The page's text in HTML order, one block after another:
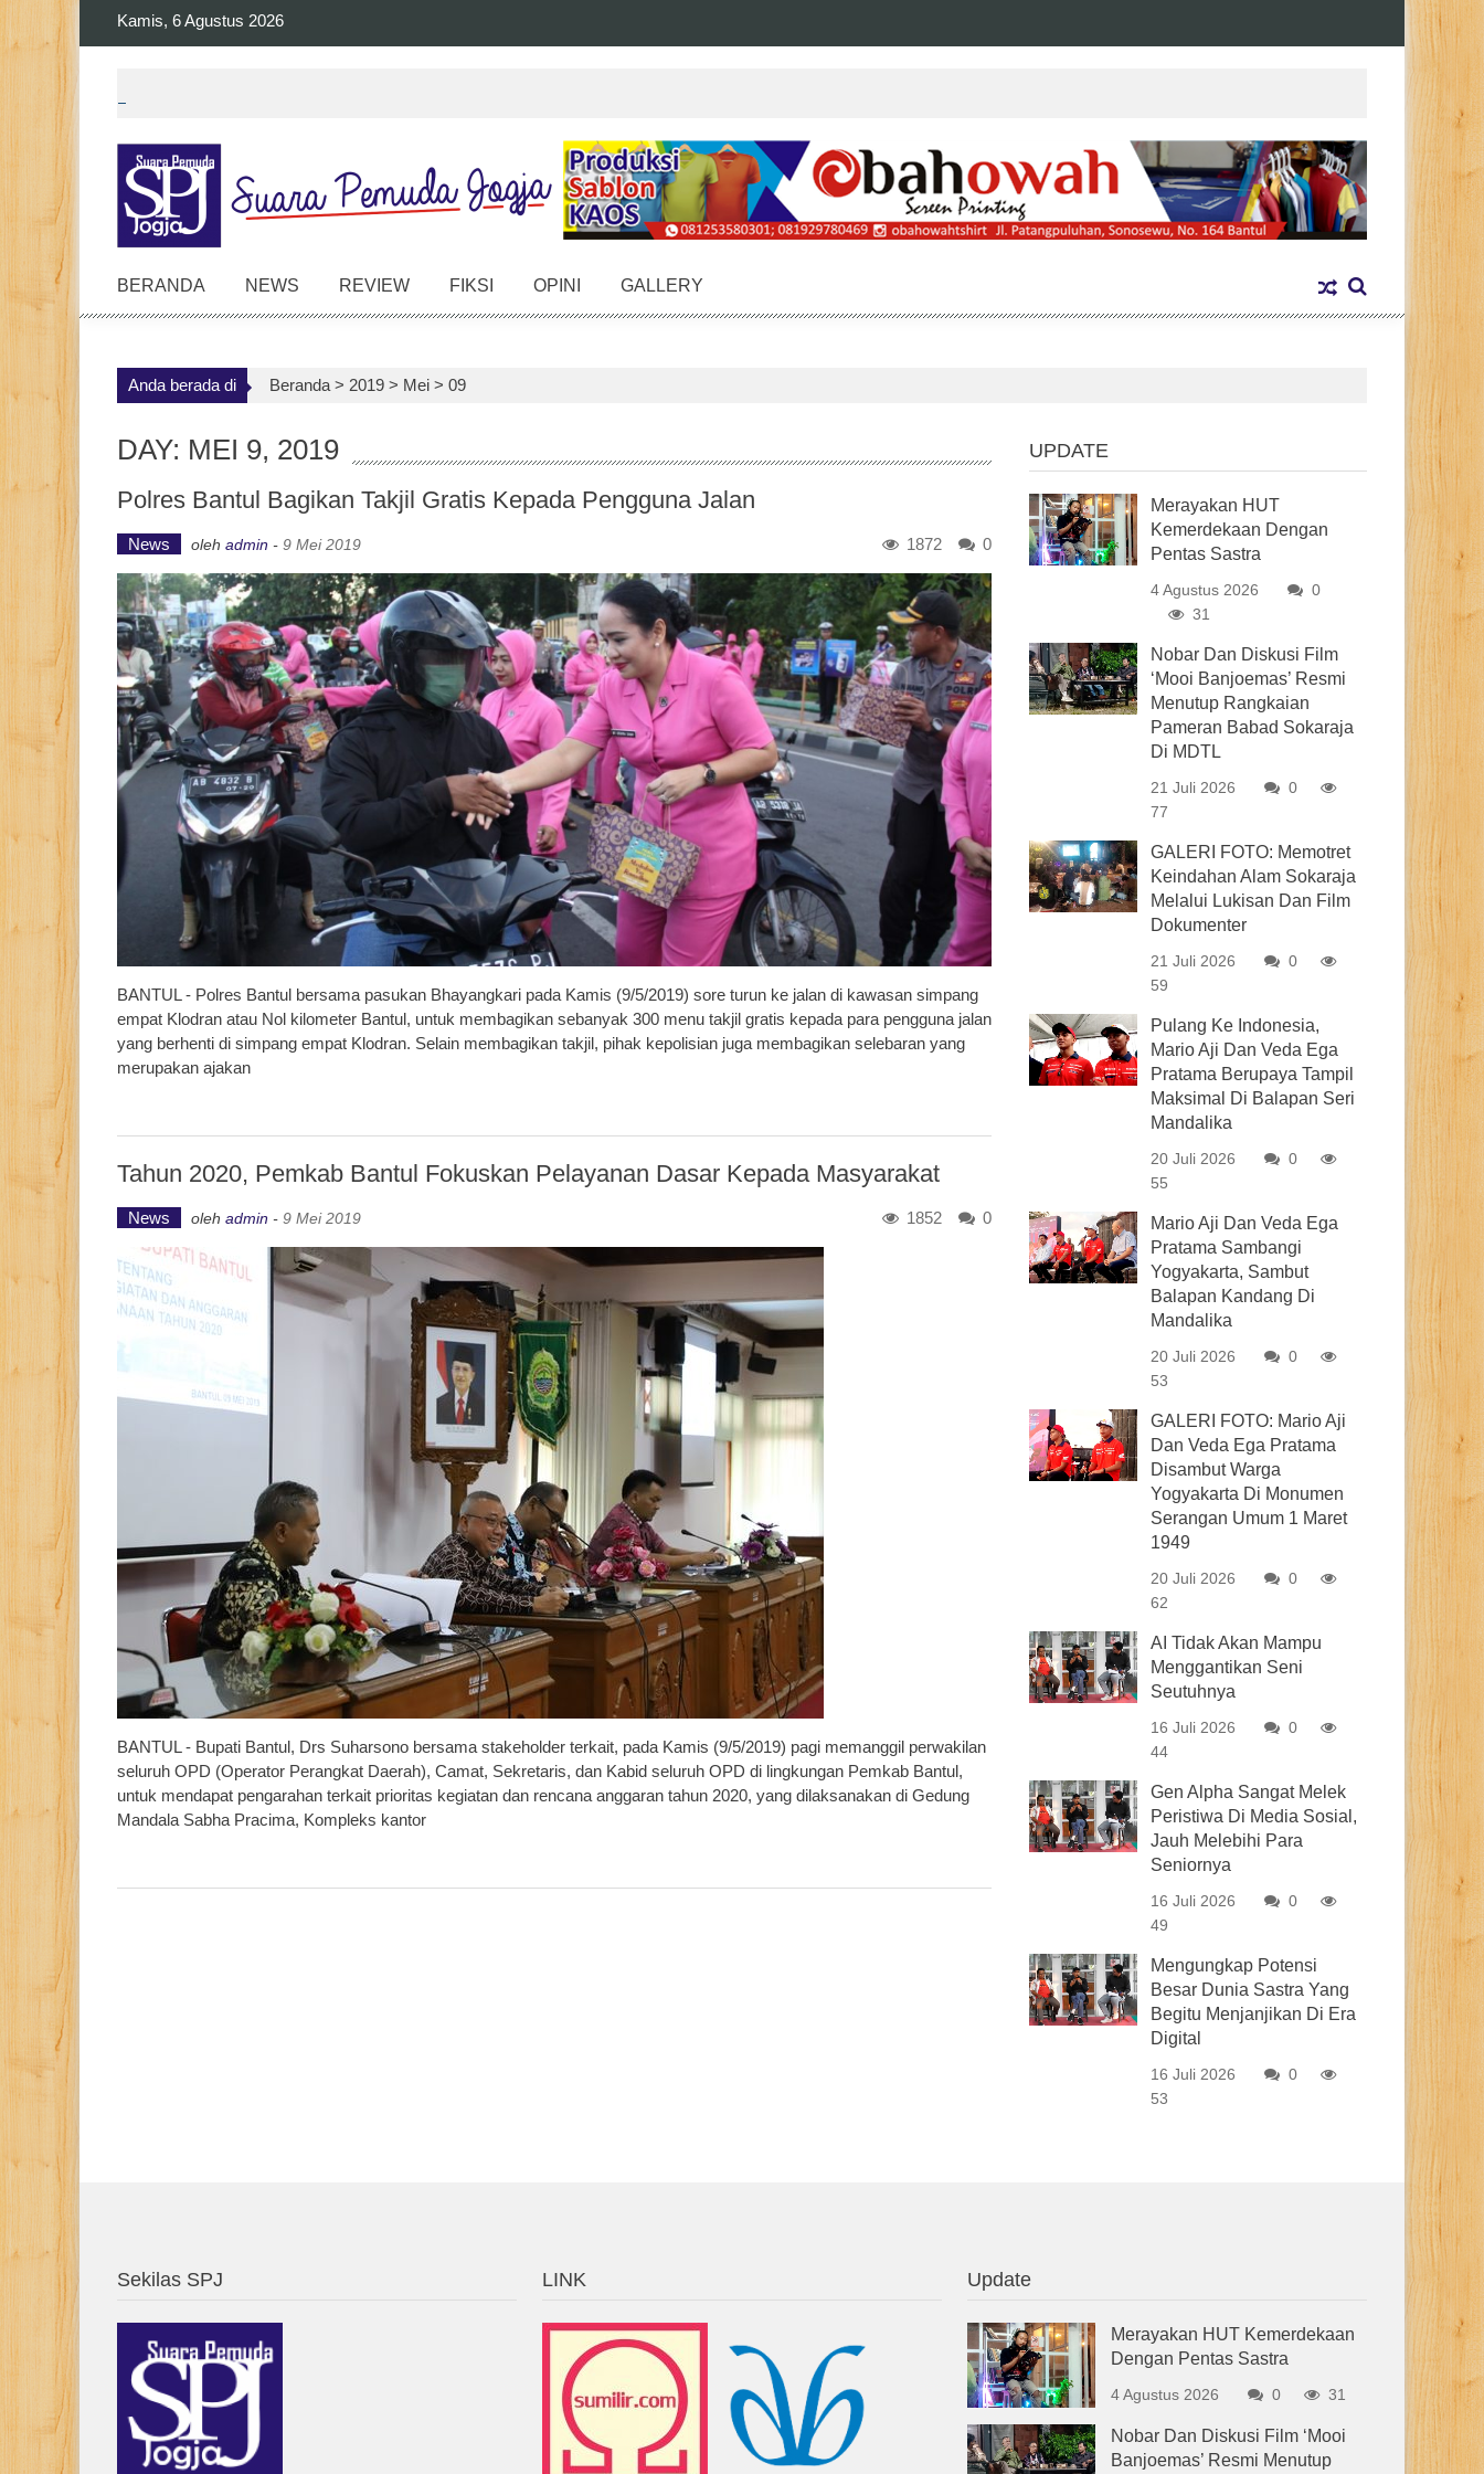
Kamis, 6 Agustus 2026
BERANDA NEWS REVIEW FIKSI OPINI GALLERY
Anda berada di Beranda > 2019 > Mei > 09
DAY: MEI 9, 2019
Polres Bantul Bagikan Takjil Gratis Kepada Pengguna Jalan
News oleh admin - 9 Mei 2019 0
1872
BANTUL - Polres Bantul bersama pasukan Bhayangkari pada Kamis (9/5/2019) sore turun ke jalan di kawasan simpang
empat Klodran atau Nol kilometer Bantul, untuk membagikan sebanyak 300 menu takjil gratis kepada para pengguna jalan
yang berhenti di simpang empat Klodran. Selain membagikan takjil, pihak kepolisian juga membagikan selebaran yang
merupakan ajakan
Tahun 2020, Pemkab Bantul Fokuskan Pelayanan Dasar Kepada Masyarakat
News oleh admin - 9 Mei 2019 0
1852
BANTUL - Bupati Bantul, Drs Suharsono bersama stakeholder terkait, pada Kamis (9/5/2019) pagi memanggil perwakilan
seluruh OPD (Operator Perangkat Daerah), Camat, Sekretaris, dan Kabid seluruh OPD di lingkungan Pemkab Bantul,
untuk mendapat pengarahan terkait prioritas kegiatan dan rencana anggaran tahun 2020, yang dilaksanakan di Gedung
Mandala Sabha Pracima, Kompleks kantor
UPDATE
Merayakan HUT
Kemerdekaan Dengan
Pentas Sastra
4 Agustus 2026
0
31
Nobar Dan Diskusi Film
‘Mooi Banjoemas’ Resmi
Menutup Rangkaian
Pameran Babad Sokaraja
Di MDTL
21 Juli 2026
0
77
GALERI FOTO: Memotret
Keindahan Alam Sokaraja
Melalui Lukisan Dan Film
Dokumenter
21 Juli 2026
0
59
Pulang Ke Indonesia,
Mario Aji Dan Veda Ega
Pratama Berupaya Tampil
Maksimal Di Balapan Seri
Mandalika
20 Juli 2026
0
55
Mario Aji Dan Veda Ega
Pratama Sambangi
Yogyakarta, Sambut
Balapan Kandang Di
Mandalika
20 Juli 2026
0
53
GALERI FOTO: Mario Aji
Dan Veda Ega Pratama
Disambut Warga
Yogyakarta Di Monumen
Serangan Umum 1 Maret
1949
20 Juli 2026
0
62
AI Tidak Akan Mampu
Menggantikan Seni
Seutuhnya
16 Juli 2026
0
44
Gen Alpha Sangat Melek
Peristiwa Di Media Sosial,
Jauh Melebihi Para
Seniornya
16 Juli 2026
0
49
Mengungkap Potensi
Besar Dunia Sastra Yang
Begitu Menjanjikan Di Era
Digital
16 Juli 2026
0
53
Sekilas SPJ LINK Update
Merayakan HUT Kemerdekaan
Dengan Pentas Sastra
4 Agustus 2026 0 31
Nobar Dan Diskusi Film ‘Mooi
Banjoemas’ Resmi Menutup